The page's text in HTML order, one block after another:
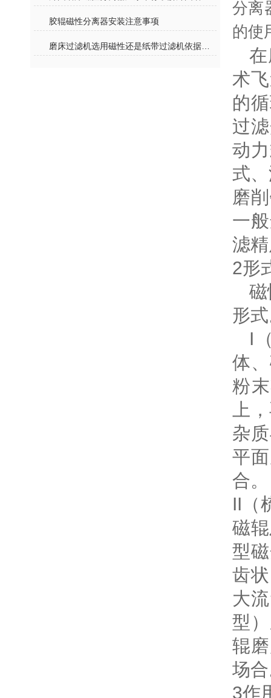
胶辊磁性分离器安装注意事项
分离
的使
术
的
过
动
式
磨
一
滤
2形
形
I
体
粉
上
杂
平
合。
II（
磁
型
齿
大
型
辊
场
3作